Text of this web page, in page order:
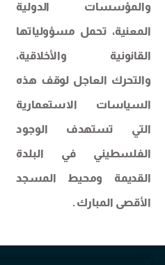
والمؤسسات الدولية
المعنية، تحمل مسؤولياتها
القانونية والأخلاقية،
والتحرك العاجل لوقف هذه
السياسات الاستعمارية
التي تستهدف الوجود
الفلسطيني في البلدة
القديمة ومحيط المسجد
الأقصى المبارك .